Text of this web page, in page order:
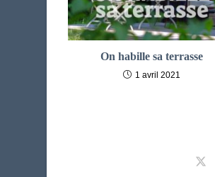
On habille sa terrasse
1 avril 2021